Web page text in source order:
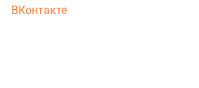
ВКонтакте